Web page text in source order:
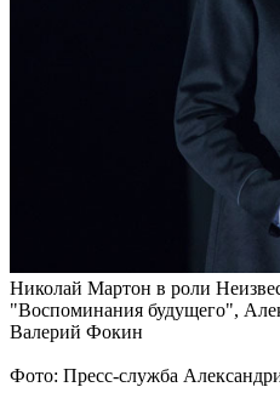
Николай Мартон в роли
"Воспоминания будущего",
Валерий Фокин
Фото: Пресс-служба